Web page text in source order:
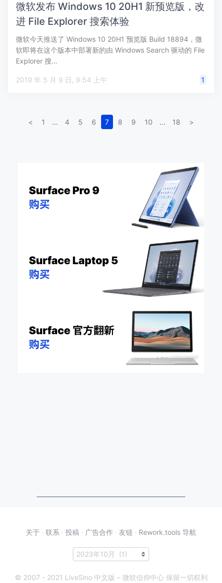
微软发布 Windows 10 20H1 新预览版，改
进 File Explorer 搜索体验
微软今天推送了 Windows 10 20H1 预览版 Build 18894，微
软即将在这个版本中部署新的由 Windows Search 驱动的 File
Explorer 搜…
2019 年 5 月 9 日, 9:54 上午 1
< 1 ... 4 5 6 7 8 9 10 ... 18 >
关于 · 联系 · 投稿 · 广告合作 · 友链 · Rework.tools 导航
© 2007 - 2021 LiveSino 中文版 – 微软信仰中心 保留一切权利